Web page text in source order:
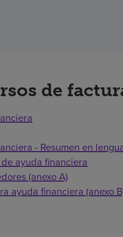
de
- Resumen en
ayuda financiera
(anexo A)
ayuda financiera (anexo